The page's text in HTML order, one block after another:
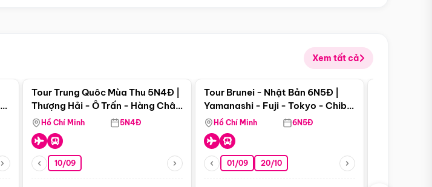
Xem tất cả
Tour Trung Quôc Mùa Thu 5N4Đ |
Thượng Hải - Ô Trấn - Hàng Châu
(Tour Không Shopping)
Hồ Chí Minh 5N4Đ
10/09
Điểm nổi bật
Tour Brunei - Nhật Bản 6N5Đ |
Yamanashi - Fuji - Tokyo - Chiba
- Freeday
Hồ Chí Minh 6N5Đ
01/09 20/10